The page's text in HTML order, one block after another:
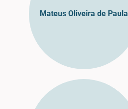
Mateus Oliveira de Paula